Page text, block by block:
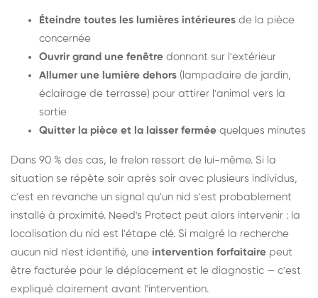
Éteindre toutes les lumières intérieures de la pièce
concernée
Ouvrir grand une fenêtre donnant sur l'extérieur
Allumer une lumière dehors (lampadaire de jardin,
éclairage de terrasse) pour attirer l'animal vers la
sortie
Quitter la pièce et la laisser fermée quelques minutes
Dans 90 % des cas, le frelon ressort de lui-même. Si la
situation se répète soir après soir avec plusieurs individus,
c'est en revanche un signal qu'un nid s'est probablement
installé à proximité. Need's Protect peut alors intervenir : la
localisation du nid est l'étape clé. Si malgré la recherche
aucun nid n'est identifié, une intervention forfaitaire peut
être facturée pour le déplacement et le diagnostic — c'est
expliqué clairement avant l'intervention.